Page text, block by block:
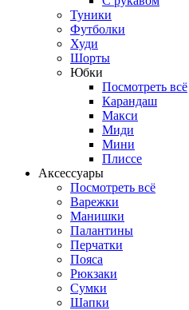
Туники
Футболки
Худи
Шорты
Юбки
Посмотреть всё
Карандаш
Макси
Миди
Мини
Плиссе
Аксессуары
Посмотреть всё
Варежки
Манишки
Палантины
Перчатки
Пояса
Рюкзаки
Сумки
Шапки